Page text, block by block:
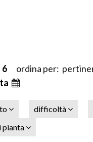
6 ordina per:
difficoltà
pianta